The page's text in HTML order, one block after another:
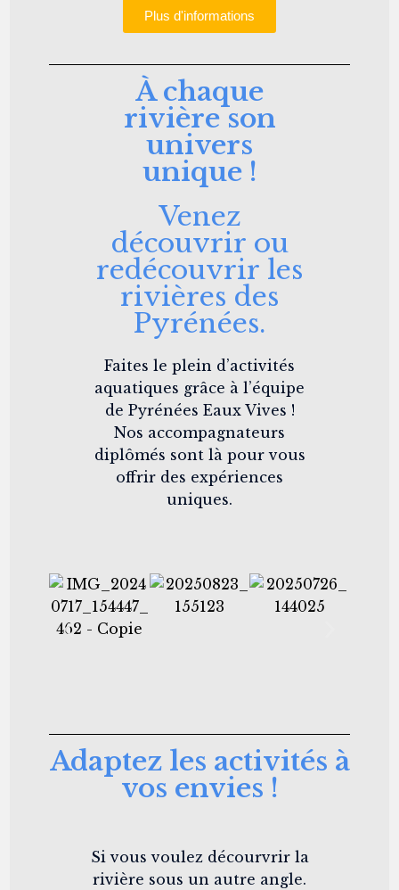
Plus d'informations
À chaque
rivière son
univers
unique !
Venez
découvrir ou
redécouvrir les
rivières des
Pyrénées.
Faites le plein d’activités
aquatiques grâce à l’équipe
de Pyrénées Eaux Vives !
Nos accompagnateurs
diplômés sont là pour vous
offrir des expériences
uniques.
Adaptez les activités à
vos envies !
Si vous voulez décourvrir la
rivière sous un autre angle.